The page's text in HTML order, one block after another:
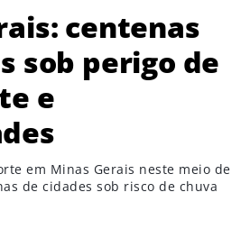
centenas
sob perigo de
e
em Minas Gerais neste meio de
de cidades sob risco de chuva